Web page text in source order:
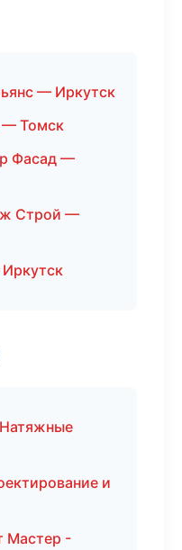
— Иркутск
— Томск
Фасад —
Строй —
и
Мастер -